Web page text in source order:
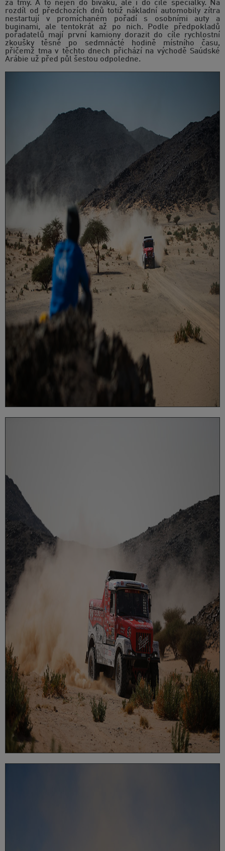
za tmy. A to nejen do bivaku, ale i do cíle speciálky. Na
rozdíl od předchozích dnů totiž nákladní automobily zítra
nestartují v promíchaném pořadí s osobními auty a
buginami, ale tentokrát až po nich. Podle předpokladů
pořadatelů mají první kamiony dorazit do cíle rychlostní
zkoušky těsně po sedmnácté hodině místního času,
přičemž tma v těchto dnech přichází na východě Saúdské
Arábie už před půl šestou odpoledne.